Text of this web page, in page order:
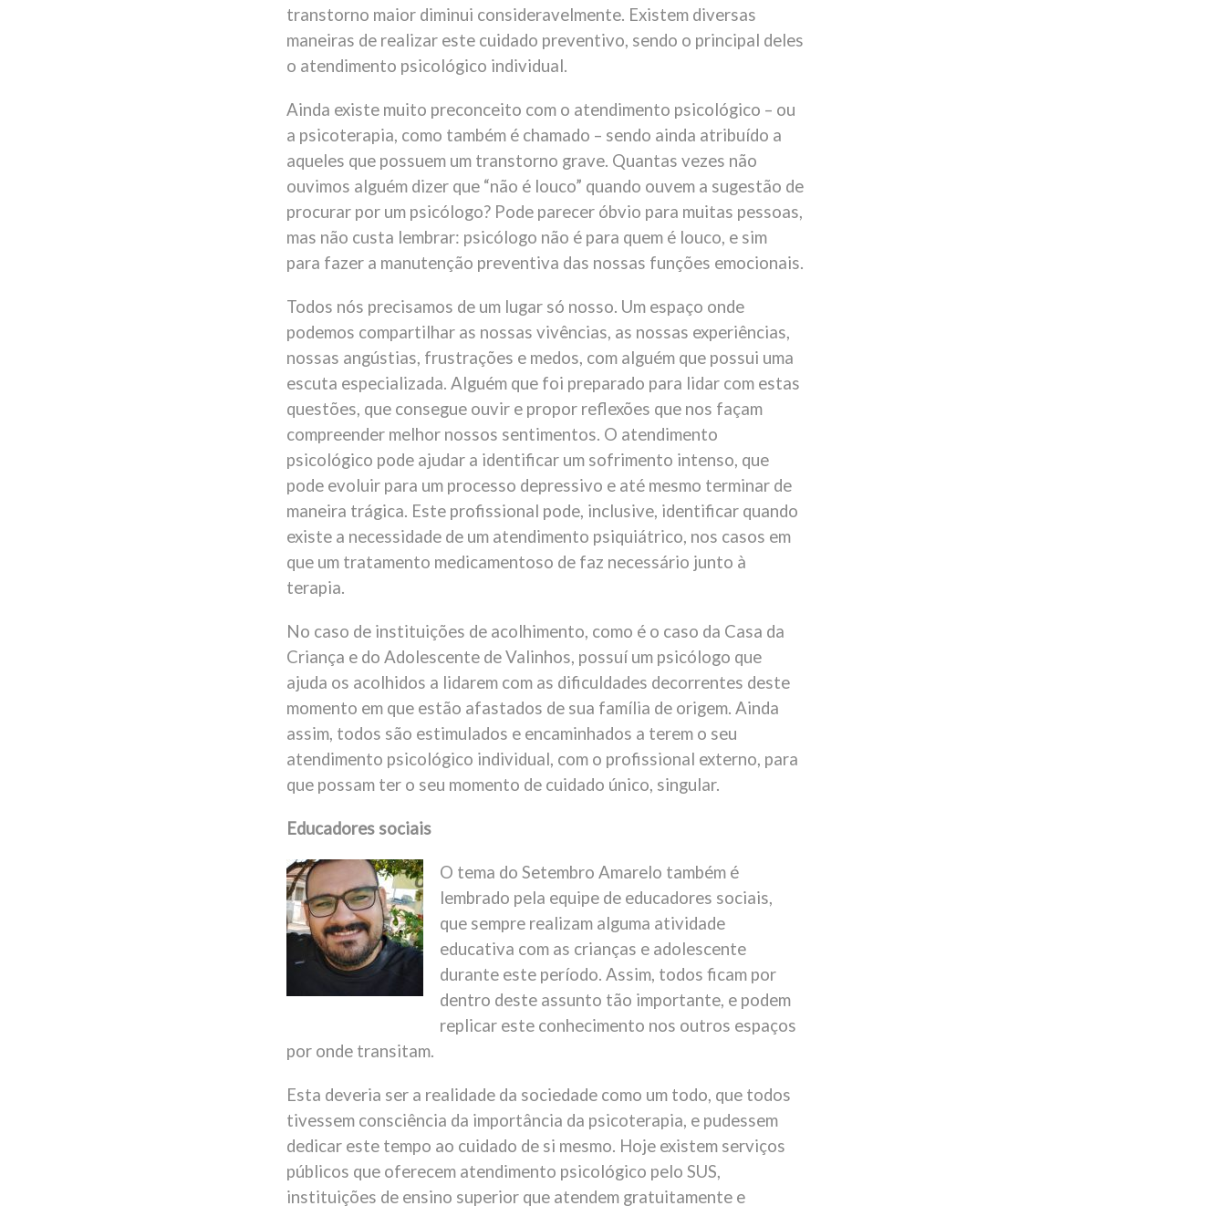
transtorno maior diminui consideravelmente. Existem diversas
maneiras de realizar este cuidado preventivo, sendo o principal deles
o atendimento psicológico individual.
Ainda existe muito preconceito com o atendimento psicológico – ou
a psicoterapia, como também é chamado – sendo ainda atribuído a
aqueles que possuem um transtorno grave. Quantas vezes não
ouvimos alguém dizer que “não é louco” quando ouvem a sugestão de
procurar por um psicólogo? Pode parecer óbvio para muitas pessoas,
mas não custa lembrar: psicólogo não é para quem é louco, e sim
para fazer a manutenção preventiva das nossas funções emocionais.
Todos nós precisamos de um lugar só nosso. Um espaço onde
podemos compartilhar as nossas vivências, as nossas experiências,
nossas angústias, frustrações e medos, com alguém que possui uma
escuta especializada. Alguém que foi preparado para lidar com estas
questões, que consegue ouvir e propor reflexões que nos façam
compreender melhor nossos sentimentos. O atendimento
psicológico pode ajudar a identificar um sofrimento intenso, que
pode evoluir para um processo depressivo e até mesmo terminar de
maneira trágica. Este profissional pode, inclusive, identificar quando
existe a necessidade de um atendimento psiquiátrico, nos casos em
que um tratamento medicamentoso de faz necessário junto à
terapia.
No caso de instituições de acolhimento, como é o caso da Casa da
Criança e do Adolescente de Valinhos, possuí um psicólogo que
ajuda os acolhidos a lidarem com as dificuldades decorrentes deste
momento em que estão afastados de sua família de origem. Ainda
assim, todos são estimulados e encaminhados a terem o seu
atendimento psicológico individual, com o profissional externo, para
que possam ter o seu momento de cuidado único, singular.
Educadores sociais
O tema do Setembro Amarelo também é
lembrado pela equipe de educadores sociais,
que sempre realizam alguma atividade
educativa com as crianças e adolescente
durante este período. Assim, todos ficam por
dentro deste assunto tão importante, e podem
replicar este conhecimento nos outros espaços
por onde transitam.
Esta deveria ser a realidade da sociedade como um todo, que todos
tivessem consciência da importância da psicoterapia, e pudessem
dedicar este tempo ao cuidado de si mesmo. Hoje existem serviços
públicos que oferecem atendimento psicológico pelo SUS,
instituições de ensino superior que atendem gratuitamente e